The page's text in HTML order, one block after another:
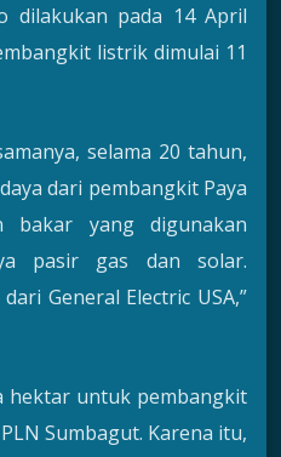
dilakukan pada 14 April
listrik dimulai 11
selama 20 tahun,
dari pembangkit Paya
bakar yang digunakan
pasir gas dan solar.
General Electric USA,”
hektar untuk pembangkit
Sumbagut. Karena itu,